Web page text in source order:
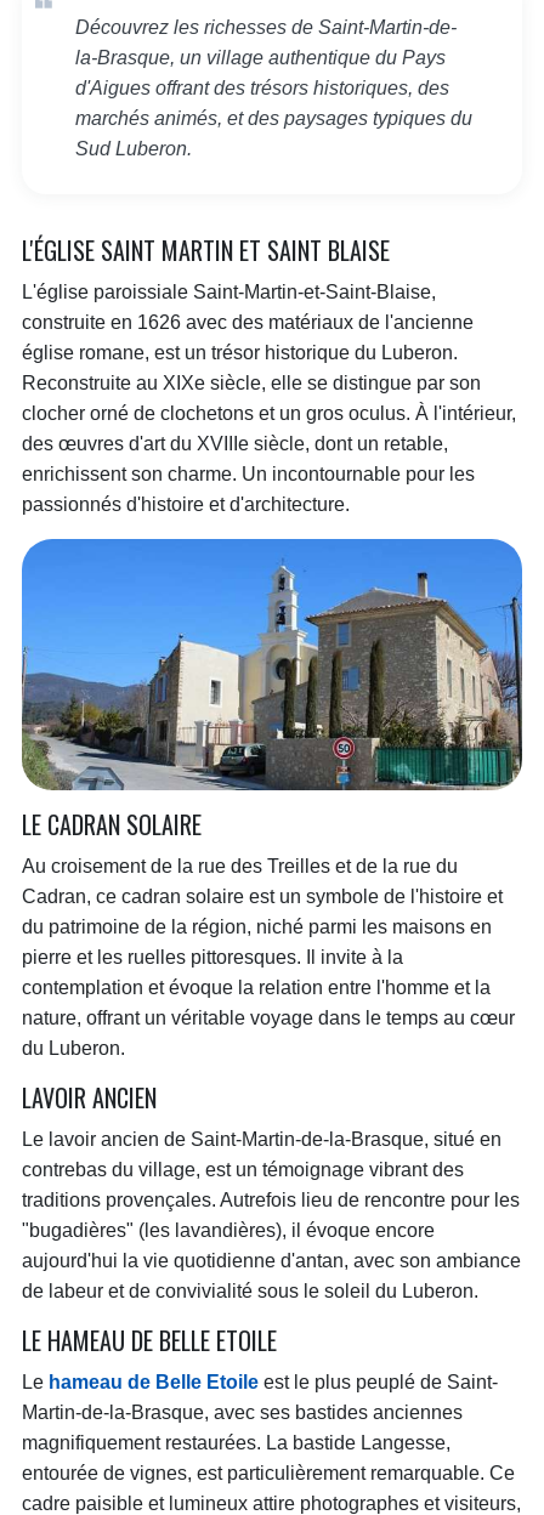
Découvrez les richesses de Saint-Martin-de-
la-Brasque, un village authentique du Pays
d'Aigues offrant des trésors historiques, des
marchés animés, et des paysages typiques du
Sud Luberon.
L'ÉGLISE SAINT MARTIN ET SAINT BLAISE
L'église paroissiale Saint-Martin-et-Saint-Blaise,
construite en 1626 avec des matériaux de l'ancienne
église romane, est un trésor historique du Luberon.
Reconstruite au XIXe siècle, elle se distingue par son
clocher orné de clochetons et un gros oculus. À l'intérieur,
des œuvres d'art du XVIIIe siècle, dont un retable,
enrichissent son charme. Un incontournable pour les
passionnés d'histoire et d'architecture.
LE CADRAN SOLAIRE
Au croisement de la rue des Treilles et de la rue du
Cadran, ce cadran solaire est un symbole de l'histoire et
du patrimoine de la région, niché parmi les maisons en
pierre et les ruelles pittoresques. Il invite à la
contemplation et évoque la relation entre l'homme et la
nature, offrant un véritable voyage dans le temps au cœur
du Luberon.
LAVOIR ANCIEN
Le lavoir ancien de Saint-Martin-de-la-Brasque, situé en
contrebas du village, est un témoignage vibrant des
traditions provençales. Autrefois lieu de rencontre pour les
"bugadières" (les lavandières), il évoque encore
aujourd'hui la vie quotidienne d'antan, avec son ambiance
de labeur et de convivialité sous le soleil du Luberon.
LE HAMEAU DE BELLE ETOILE
Le hameau de Belle Etoileest le plus peuplé de Saint-
Martin-de-la-Brasque, avec ses bastides anciennes
magnifiquement restaurées. La bastide Langesse,
entourée de vignes, est particulièrement remarquable. Ce
cadre paisible et lumineux attire photographes et visiteurs,